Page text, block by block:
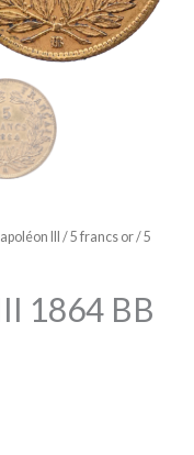
III /5 francs or/ 5
1864 BB